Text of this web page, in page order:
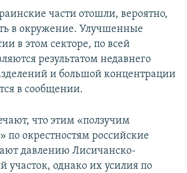
части отошли, вероятно,
в окружение. Улучшенные
в этом секторе, по всей
результатом недавнего
и большой концентрации
в сообщении.
что этим «ползучим
окрестностям российские
давлению Лисичанско-
участок, однако их усилия по